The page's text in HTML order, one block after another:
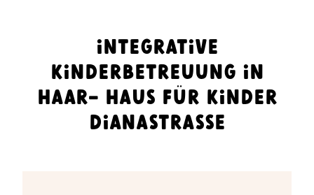
INTEGRATIVE
KINDERBETREUUNG IN
HAAR- HAUS FÜR KINDER
DIANASTRASSE